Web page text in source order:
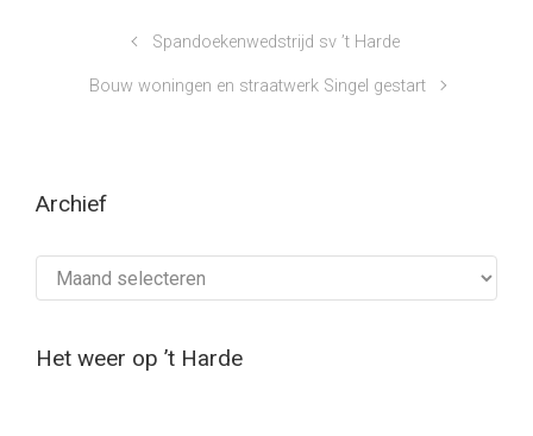
Spandoekenwedstrijd sv ’t Harde
Bouw woningen en straatwerk Singel gestart
Archief
Het weer op ’t Harde